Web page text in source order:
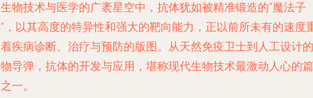
物技术与医学的广袤星空中，抗体犹如被精准锻造的“魔法子
，以其高度的特异性和强大的靶向能力，正以前所未有的速度
疾病诊断、治疗与预防的版图。从天然免疫卫士到人工设计的
导弹，抗体的开发与应用，堪称现代生物技术最激动人心的篇
一。